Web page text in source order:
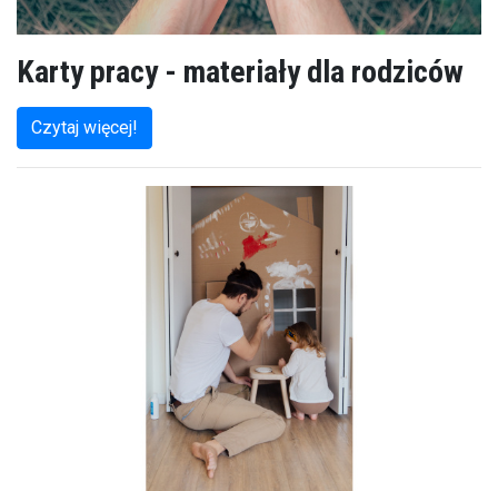
Karty pracy - materiały dla rodziców
Czytaj więcej!